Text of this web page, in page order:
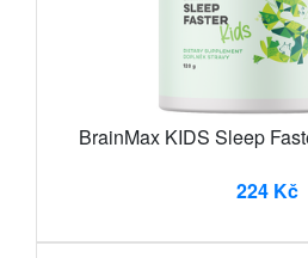
BrainMax KIDS Sleep
224 Kč